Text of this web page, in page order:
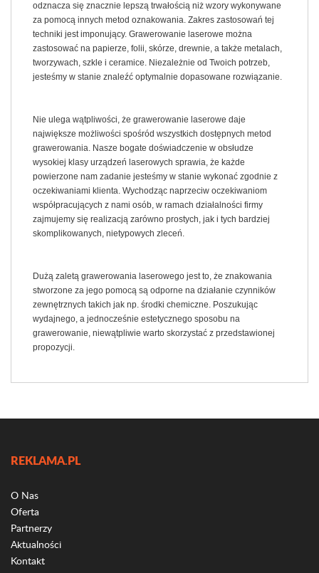
odznacza się znacznie lepszą trwałością niż wzory wykonywane
za pomocą innych metod oznakowania. Zakres zastosowań tej
techniki jest imponujący. Grawerowanie laserowe można
zastosować na papierze, folii, skórze, drewnie, a także metalach,
tworzywach, szkle i ceramice. Niezależnie od Twoich potrzeb,
jesteśmy w stanie znaleźć optymalnie dopasowane rozwiązanie.
Nie ulega wątpliwości, że grawerowanie laserowe daje
największe możliwości spośród wszystkich dostępnych metod
grawerowania. Nasze bogate doświadczenie w obsłudze
wysokiej klasy urządzeń laserowych sprawia, że każde
powierzone nam zadanie jesteśmy w stanie wykonać zgodnie z
oczekiwaniami klienta. Wychodząc naprzeciw oczekiwaniom
współpracujących z nami osób, w ramach działalności firmy
zajmujemy się realizacją zarówno prostych, jak i tych bardziej
skomplikowanych, nietypowych zleceń.
Dużą zaletą grawerowania laserowego jest to, że znakowania
stworzone za jego pomocą są odporne na działanie czynników
zewnętrznych takich jak np. środki chemiczne. Poszukując
wydajnego, a jednocześnie estetycznego sposobu na
grawerowanie, niewątpliwie warto skorzystać z przedstawionej
propozycji.
REKLAMA.PL
O Nas
Oferta
Partnerzy
Aktualności
Kontakt